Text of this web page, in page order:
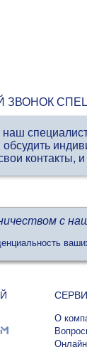
ЗВОНОК
контакты,
с
О
Онлайн